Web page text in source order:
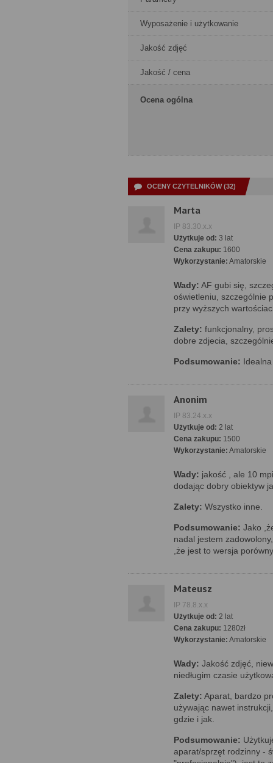
Wyposażenie i użytkowanie
Jakość zdjęć
Jakość / cena
Ocena ogólna
OCENY CZYTELNIKÓW (32)
Marta
IP 83.30.x.x
Użytkuje od: 3 lat
Cena zakupu: 1600
Wykorzystanie: Amatorskie
Wady: AF gubi się,
oświetleniu, szczególnie
przy wyższych
Zalety: funkcjonalny,
dobre zdjecia,
Podsumowanie:
Anonim
IP 83.24.x.x
Użytkuje od: 2 lat
Cena zakupu: 1500
Wykorzystanie: Amatorskie
Wady: jakość , ale 10
dodając dobry obiektyw
Zalety: Wszystko inne.
Podsumowanie: Jako
nadal jestem
,że jest to wersja
Mateusz
IP 78.8.x.x
Użytkuje od: 2 lat
Cena zakupu: 1280zł
Wykorzystanie: Amatorskie
Wady: Jakość zdjęć,
niedługim czasie
Zalety: Aparat, bardzo
używając nawet
gdzie i jak.
Podsumowanie:
aparat/sprzęt rodzinny -